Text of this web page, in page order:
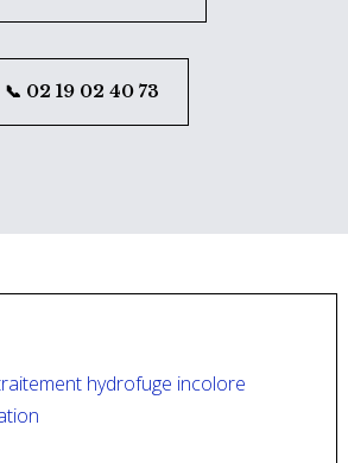
📞 02 19 02 40 73
hydrofuge incolore